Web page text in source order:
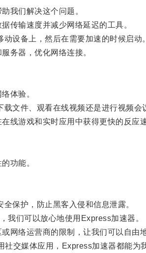
我们解决这个问题。
输速度并减少网络延迟的工具。
设备上，然后在需要加速的时候启动。
务器，优化网络连接。
体验。
文件、观看在线视频还是进行视频会
游戏和实时应用中获得更快的反应速
功能。
保护，防止黑客入侵和信息泄露。
们可以放心地使用Express加速器。
络运营商的限制，让我们可以自由
交媒体应用，Express加速器都能为